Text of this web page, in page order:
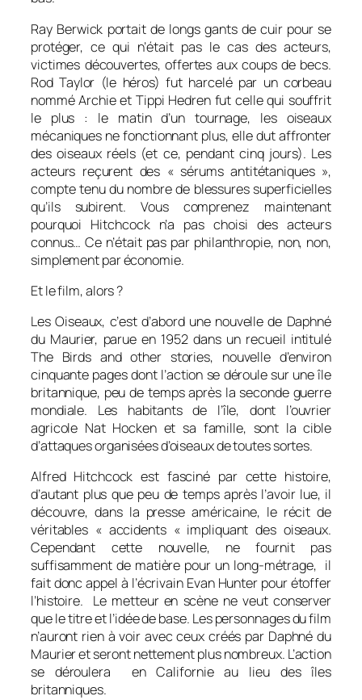
Ray Berwick portait de longs gants de cuir pour se
protéger, ce qui n’était pas le cas des acteurs,
victimes découvertes, offertes aux coups de becs.
Rod Taylor (le héros) fut harcelé par un corbeau
nommé Archie et Tippi Hedren fut celle qui souffrit
le plus : le matin d’un tournage, les oiseaux
mécaniques ne fonctionnant plus, elle dut affronter
des oiseaux réels (et ce, pendant cinq jours). Les
acteurs reçurent des « sérums antitétaniques »,
compte tenu du nombre de blessures superficielles
qu’ils subirent. Vous comprenez maintenant
pourquoi Hitchcock n’a pas choisi des acteurs
connus… Ce n’était pas par philanthropie, non, non,
simplement par économie.
Et le film, alors ?
Les Oiseaux, c’est d’abord une nouvelle de Daphné
du Maurier, parue en 1952 dans un recueil intitulé
The Birds and other stories, nouvelle d’environ
cinquante pages dont l’action se déroule sur une île
britannique, peu de temps après la seconde guerre
mondiale. Les habitants de l’île, dont l’ouvrier
agricole Nat Hocken et sa famille, sont la cible
d’attaques organisées d’oiseaux de toutes sortes.
Alfred Hitchcock est fasciné par cette histoire,
d’autant plus que peu de temps après l’avoir lue, il
découvre, dans la presse américaine, le récit de
véritables « accidents « impliquant des oiseaux.
Cependant cette nouvelle, ne fournit pas
suffisamment de matière pour un long-métrage, il
fait donc appel à l’écrivain Evan Hunter pour étoffer
l’histoire. Le metteur en scène ne veut conserver
que le titre et l’idée de base. Les personnages du film
n’auront rien à voir avec ceux créés par Daphné du
Maurier et seront nettement plus nombreux. L’action
se déroulera en Californie au lieu des îles
britanniques.